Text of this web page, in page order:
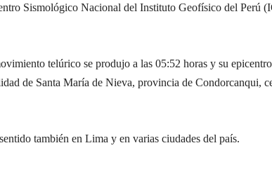
Sismológico Nacional del Instituto Geofísico del Perú
telúrico se produjo a las 05:52 horas y su
de Santa María de Nieva, provincia de Condorcanqui,
también en Lima y en varias ciudades del país.